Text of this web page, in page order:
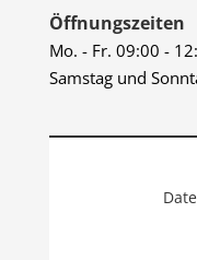
Öffnungszeiten
Mo. - Fr. 09:00 -
Samstag und